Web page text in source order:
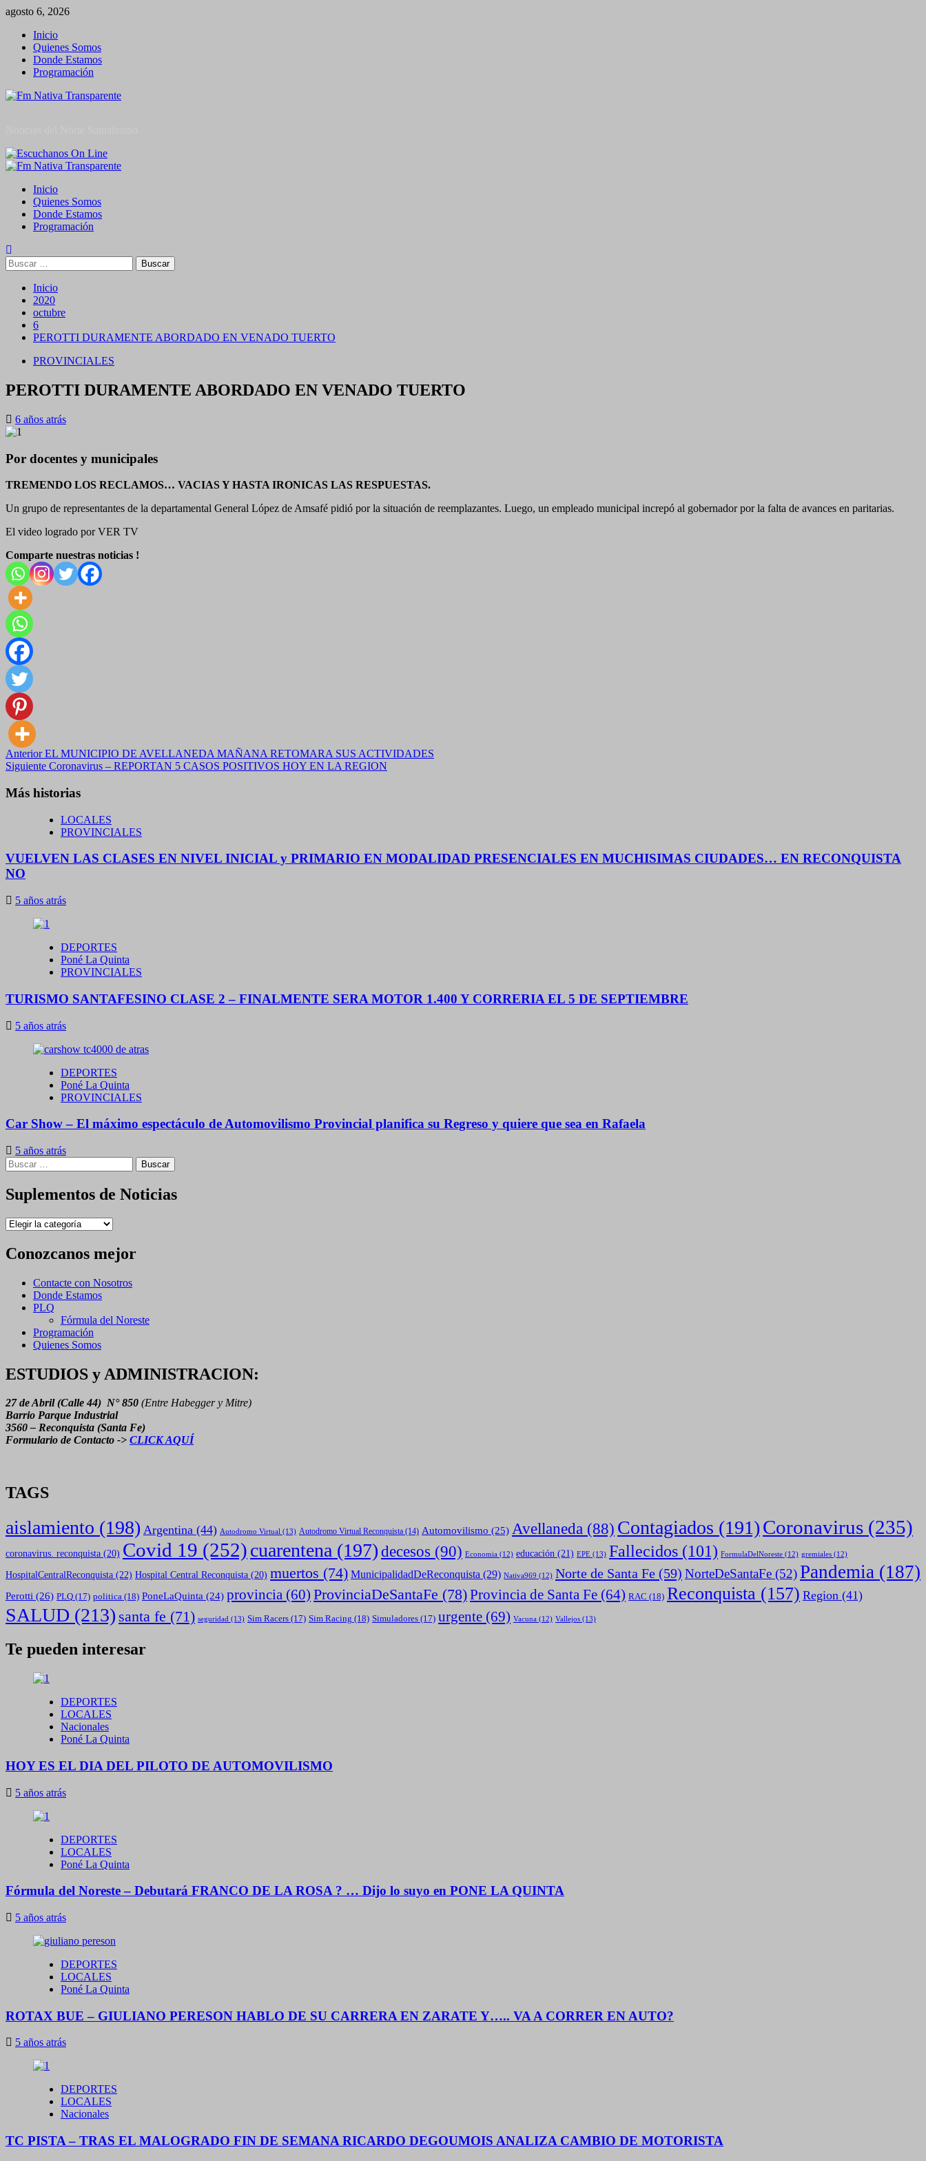
Saltar
contenido
agosto 6, 2026
Inicio
Quienes Somos
Donde Estamos
Programación
Menú
Inicio
Quienes Somos
Donde Estamos
Programación
Buscar:
Inicio
2020
octubre
6
PEROTTI DURAMENTE ABORDADO EN VENADO TUERTO
PROVINCIALES
PEROTTI DURAMENTE ABORDADO EN VENADO TUERTO
6 años atrás
Por docentes y municipales
TREMENDO LOS RECLAMOS… VACIAS Y HASTA IRONICAS LAS RESPUESTAS.
Un grupo de representantes de la departamental General López de Amsafé pidió por la situación de reemplazantes. Luego, un empleado municipal increpó al gobernador por la falta de avances en paritarias.
El video logrado por VER TV
Comparte nuestras noticias !
Navegación
de
entradas
AnteriorEL MUNICIPIO DE AVELLANEDA MAÑANA RETOMARA SUS ACTIVIDADES
Siguiente Coronavirus – REPORTAN 5 CASOS POSITIVOS HOY EN LA REGION
Más historias
LOCALES
PROVINCIALES
VUELVEN LAS CLASES EN NIVEL INICIAL y PRIMARIO EN MODALIDAD PRESENCIALES EN MUCHISIMAS CIUDADES… EN RECONQUISTA
NO
5 años atrás
DEPORTES
Poné La Quinta
PROVINCIALES
TURISMO SANTAFESINO CLASE 2 – FINALMENTE SERA MOTOR 1.400 Y CORRERIA EL 5 DE SEPTIEMBRE
5 años atrás
DEPORTES
Poné La Quinta
PROVINCIALES
Car Show – El máximo espectáculo de Automovilismo Provincial planifica su Regreso y quiere que sea en Rafaela
5 años atrás
Buscar:
Suplementos de Noticias
Suplementos
Noticias
Conozcanos mejor
Contacte con Nosotros
Donde Estamos
PLQ
Fórmula del Noreste
Programación
Quienes Somos
ESTUDIOS y ADMINISTRACION:
27 de Abril (Calle 44) N° 850 (Entre Habegger y Mitre)
Barrio Parque Industrial
3560 – Reconquista (Santa Fe)
Formulario de Contacto -> CLICK AQUÍ
TAGS
aislamiento (198) Argentina (44) Autodromo Virtual (13) Autodromo Virtual Reconquista (14) Automovilismo (25) Avellaneda (88) Contagiados (191)Coronavirus (235)
coronavirus. reconquista (20) Covid 19 (252)cuarentena (197) decesos (90) Economia (12) educación (21) EPE (13) Fallecidos (101) FormulaDelNoreste (12) gremiales (12)
HospitalCentralReconquista (22) Hospital Central Reconquista (20) muertos (74) MunicipalidadDeReconquista (29) Nativa969 (12) Norte de Santa Fe (59) NorteDeSantaFe (52)Pandemia (187)
Perotti (26) PLQ (17) politica (18) PoneLaQuinta (24) provincia (60) ProvinciaDeSantaFe (78)Provincia de Santa Fe (64) RAC (18) Reconquista (157) Region (41)
SALUD (213) santa fe (71) seguridad (13) Sim Racers (17) Sim Racing (18) Simuladores (17) urgente (69) Vacuna (12) Vallejos (13)
Te pueden interesar
DEPORTES
LOCALES
Nacionales
Poné La Quinta
HOY ES EL DIA DEL PILOTO DE AUTOMOVILISMO
5 años atrás
DEPORTES
LOCALES
Poné La Quinta
Fórmula del Noreste – Debutará FRANCO DE LA ROSA ? … Dijo lo suyo en PONE LA QUINTA
5 años atrás
DEPORTES
LOCALES
Poné La Quinta
ROTAX BUE – GIULIANO PERESON HABLO DE SU CARRERA EN ZARATE Y….. VA A CORRER EN AUTO?
5 años atrás
DEPORTES
LOCALES
Nacionales
TC PISTA – TRAS EL MALOGRADO FIN DE SEMANA RICARDO DEGOUMOIS ANALIZA CAMBIO DE MOTORISTA